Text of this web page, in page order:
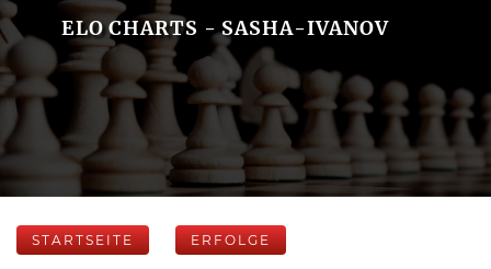
ELO CHARTS - SASHA-IVANOV
STARTSEITE ERFOLGE